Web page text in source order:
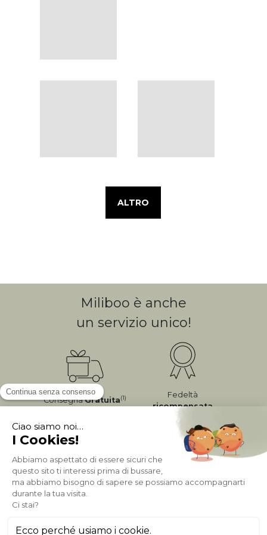
ALTRO
Miliboo è anche
un servizio unico!
ConsegnaGratuita(1)
Fedeltà
ricompensata
Pagamento sicuro